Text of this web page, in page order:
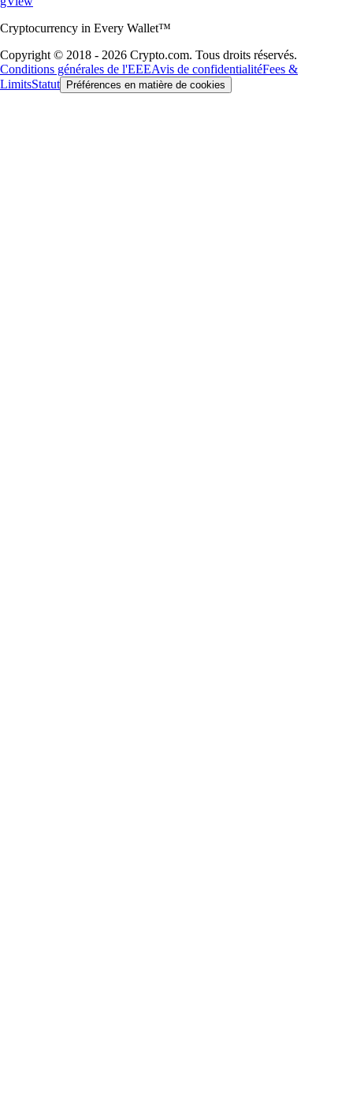
Cryptocurrency in Every Wallet™
Copyright © 2018 - 2026 Crypto.com. Tous droits réservés.
Conditions générales de l'EEEAvis de confidentialitéFees &
LimitsStatut Préférences en matière de cookies